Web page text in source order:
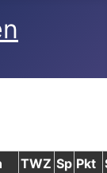
TWZ Sp Pkt